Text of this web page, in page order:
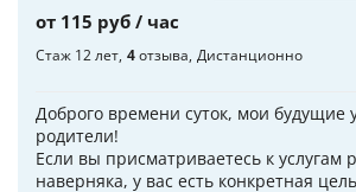
от 115 руб / час
Стаж 12 лет 4отзыва Дистанционно
Доброго времени суток, мои будущие
родители!
Если вы присматриваетесь к услугам
наверняка, у вас есть конкретная